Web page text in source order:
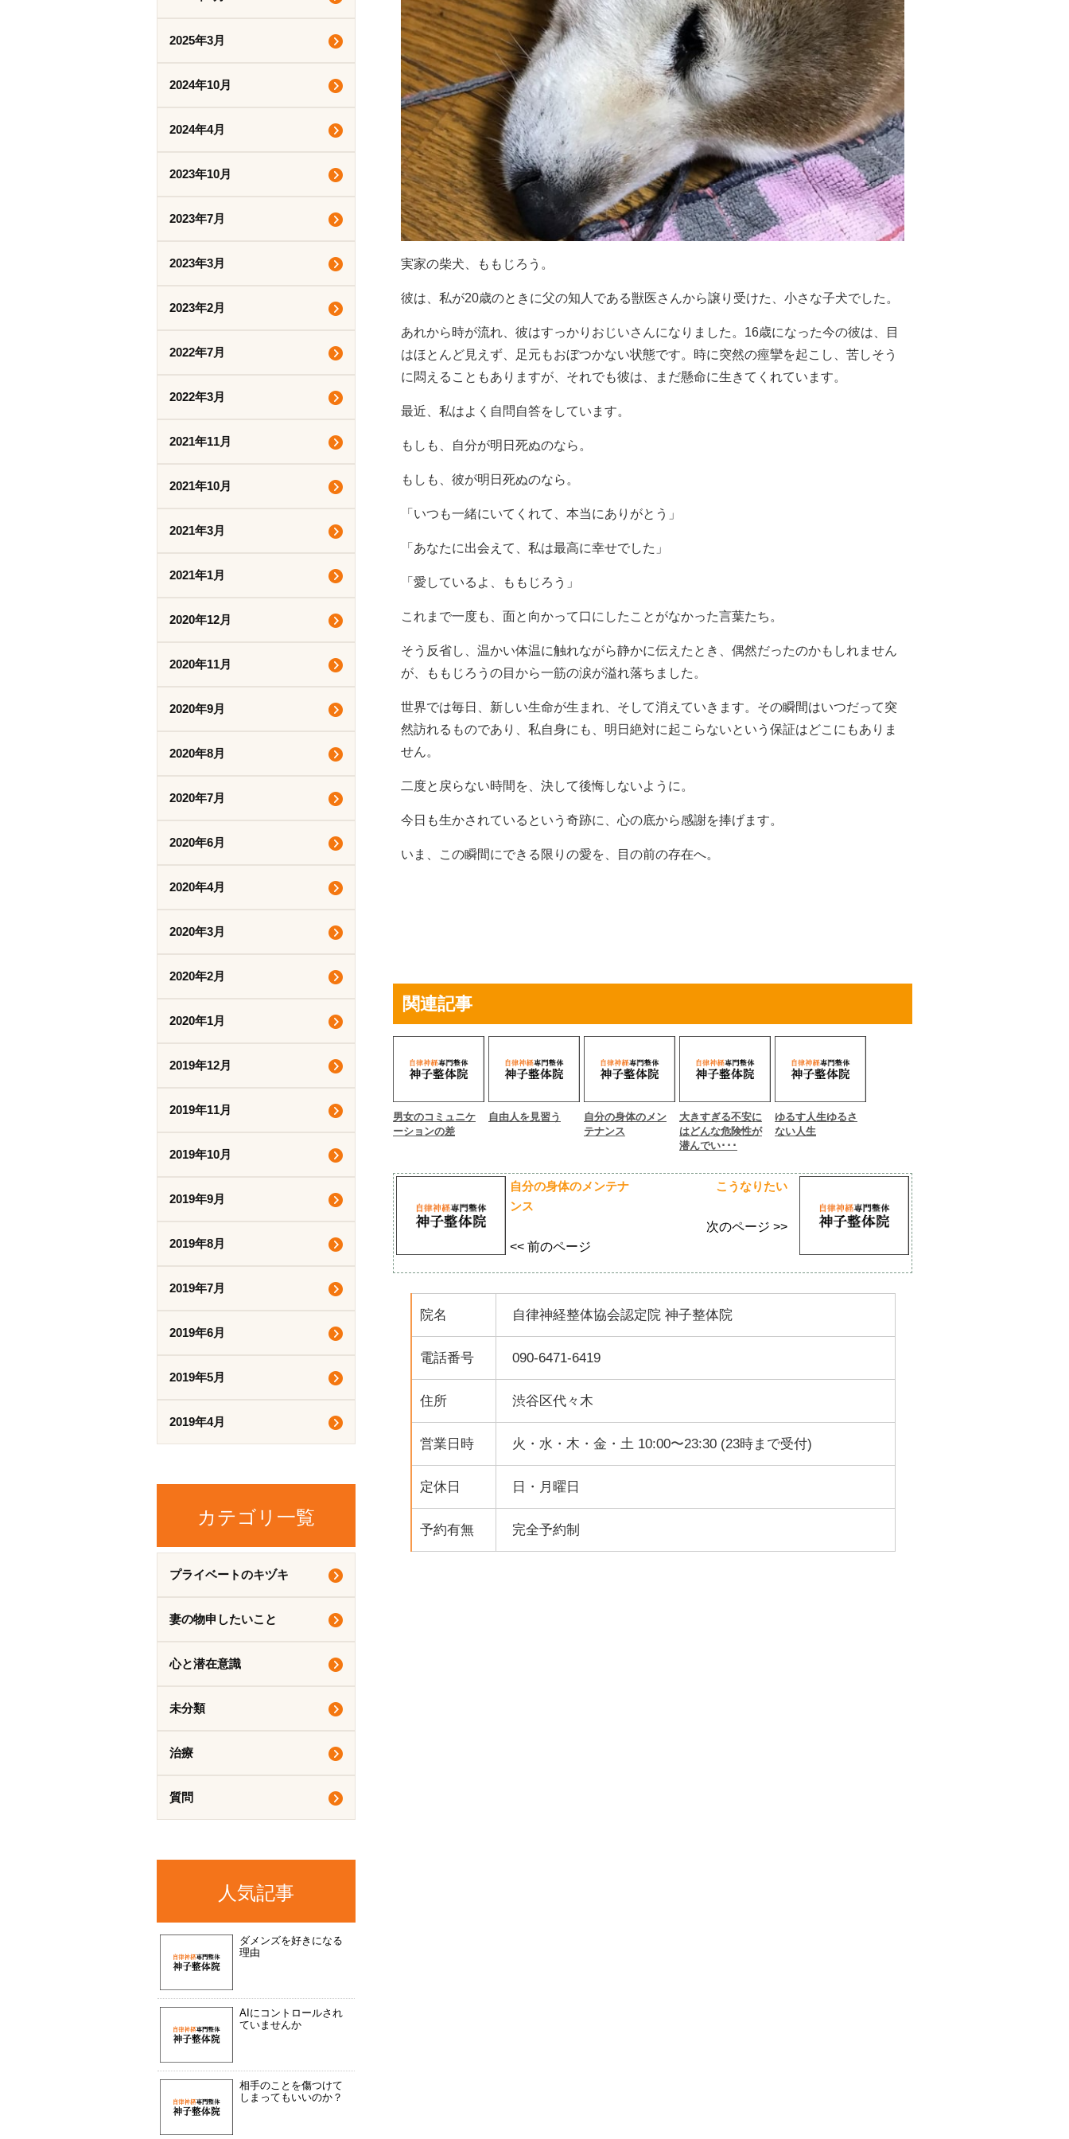
実家の柴犬、ももじろう。
彼は、私が20歳のときに父の知人である獣医さんから譲り受けた、小さな子犬でした。
あれから時が流れ、彼はすっかりおじいさんになりました。16歳になった今の彼は、目
はほとんど見えず、足元もおぼつかない状態です。時に突然の痙攣を起こし、苦しそう
に悶えることもありますが、それでも彼は、まだ懸命に生きてくれています。
最近、私はよく自問自答をしています。
もしも、自分が明日死ぬのなら。
もしも、彼が明日死ぬのなら。
「いつも一緒にいてくれて、本当にありがとう」
「あなたに出会えて、私は最高に幸せでした」
「愛しているよ、ももじろう」
これまで一度も、面と向かって口にしたことがなかった言葉たち。
そう反省し、温かい体温に触れながら静かに伝えたとき、偶然だったのかもしれません
が、ももじろうの目から一筋の涙が溢れ落ちました。
世界では毎日、新しい生命が生まれ、そして消えていきます。その瞬間はいつだって突
然訪れるものであり、私自身にも、明日絶対に起こらないという保証はどこにもありま
せん。
二度と戻らない時間を、決して後悔しないように。
今日も生かされているという奇跡に、心の底から感謝を捧げます。
いま、この瞬間にできる限りの愛を、目の前の存在へ。
関連記事
男女のコミュニケ
ーションの差
自由人を見習う
自分の身体のメン
テナンス
大きすぎる不安に
はどんな危険性が
潜んでい･･･
ゆるす人生ゆるさ
ない人生
自分の身体のメンテナ
ンス
<< 前のページ
こうなりたい
次のページ >>
院名 自律神経整体協会認定院 神子整体院
電話番号 090-6471-6419
住所 渋谷区代々木
営業日時 火・水・木・金・土 10:00〜23:30 (23時まで受付)
定休日 日・月曜日
予約有無 完全予約制
2025年3月
2024年10月
2024年4月
2023年10月
2023年7月
2023年3月
2023年2月
2022年7月
2022年3月
2021年11月
2021年10月
2021年3月
2021年1月
2020年12月
2020年11月
2020年9月
2020年8月
2020年7月
2020年6月
2020年4月
2020年3月
2020年2月
2020年1月
2019年12月
2019年11月
2019年10月
2019年9月
2019年8月
2019年7月
2019年6月
2019年5月
2019年4月
カテゴリ一覧
プライベートのキヅキ
妻の物申したいこと
心と潜在意識
未分類
治療
質問
人気記事
ダメンズを好きになる
理由
AIにコントロールされ
ていませんか
相手のことを傷つけて
しまってもいいのか？